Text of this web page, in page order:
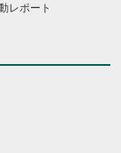
レポート